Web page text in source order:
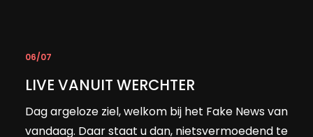
06/07
LIVE VANUIT WERCHTER
Dag argeloze ziel, welkom bij het Fake News van
vandaag. Daar staat u dan, nietsvermoedend te